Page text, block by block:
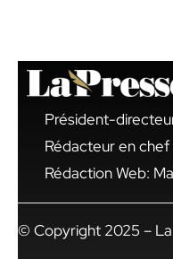
Président-
Rédacteur en chef
Rédaction Web:
© Copyright 2025 – La